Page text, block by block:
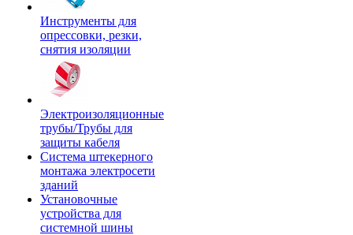
Инструменты для
опрессовки, резки,
снятия изоляции
Электроизоляционные
трубы/Трубы для
защиты кабеля
Система штекерного
монтажа электросети
зданий
Установочные
устройства для
системной шины